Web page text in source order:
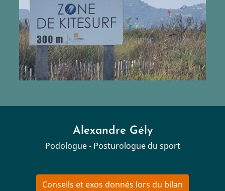
Alexandre Gély
Podologue - Posturologue du sport
Conseils et exos donnés lors du bilan